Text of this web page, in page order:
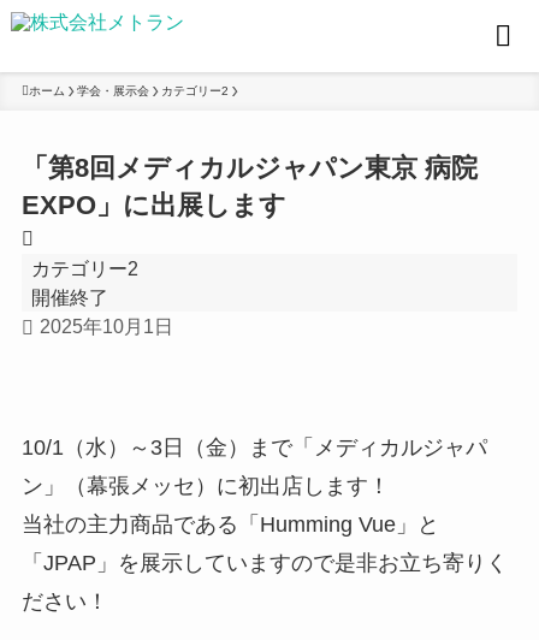
ホーム 学会・展示会 カテゴリー2
「第8回メディカルジャパン東京 病院
EXPO」に出展します
カテゴリー2
開催終了
2025年10月1日
10/1（水）～3日（金）まで「メディカルジャパ
ン」（幕張メッセ）に初出店します！
当社の主力商品である「Humming Vue」と
「JPAP」を展示していますので是非お立ち寄りく
ださい！